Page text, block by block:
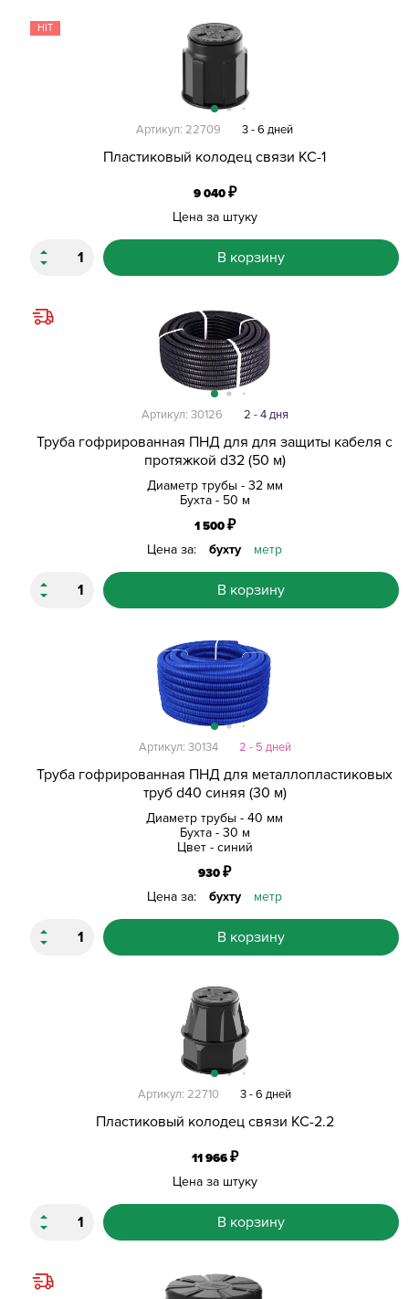
HIT
Пластиковый колодец связи КС-1
Артикул: 22709 3 - 6 дней
9 040₽
Цена за штуку
В корзину
Труба гофрированная ПНД для для защиты кабеля с
протяжкой d32 (50 м)
Диаметр трубы - 32 мм
Бухта - 50 м
Артикул: 30126 2 - 4 дня
1 500₽
Цена за: бухту метр
В корзину
Труба гофрированная ПНД для металлопластиковых
труб d40 синяя (30 м)
Диаметр трубы - 40 мм
Бухта - 30 м
Цвет - синий
Артикул: 30134 2 - 5 дней
930₽
Цена за: бухту метр
В корзину
Пластиковый колодец связи КС-2.2
Артикул: 22710 3 - 6 дней
11 966₽
Цена за штуку
В корзину